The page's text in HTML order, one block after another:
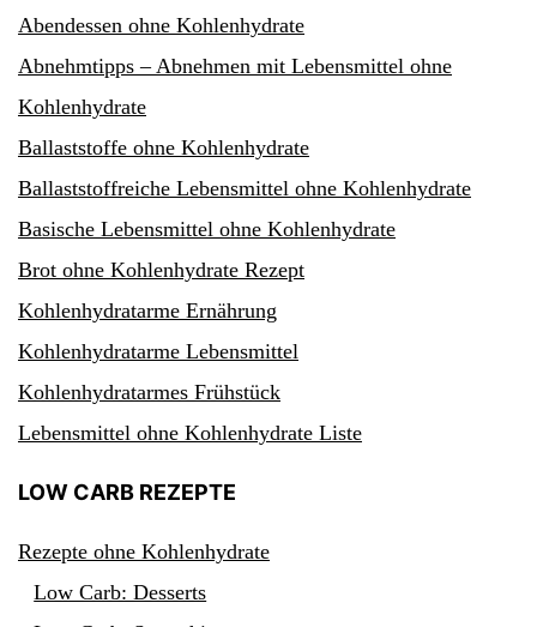
Abendessen ohne Kohlenhydrate
Abnehmtipps – Abnehmen mit Lebensmittel ohne
Kohlenhydrate
Ballaststoffe ohne Kohlenhydrate
Ballaststoffreiche Lebensmittel ohne Kohlenhydrate
Basische Lebensmittel ohne Kohlenhydrate
Brot ohne Kohlenhydrate Rezept
Kohlenhydratarme Ernährung
Kohlenhydratarme Lebensmittel
Kohlenhydratarmes Frühstück
Lebensmittel ohne Kohlenhydrate Liste
LOW CARB REZEPTE
Rezepte ohne Kohlenhydrate
Low Carb: Desserts